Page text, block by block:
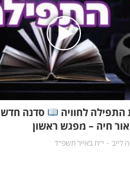
לחוויה
סדנה
חיה – מפגש ראשון
לייב י״ח באייר תשפ״ד